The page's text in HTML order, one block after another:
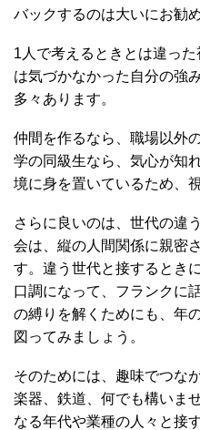
バックするのは大いにお勧め
1人で考えるときとは違っ
は気づかなかった自分の強
多々あります。
仲間を作るなら、職場以外
学の同級生なら、気心が知
境に身を置いているため、
さらに良いのは、世代の違
会は、縦の人間関係に親密
す。違う世代と接するとき
口調になって、フランクに
の縛りを解くためにも、年
図ってみましょう。
そのためには、趣味でつな
楽器、鉄道、何でも構いま
なる年代や業種の人々と接